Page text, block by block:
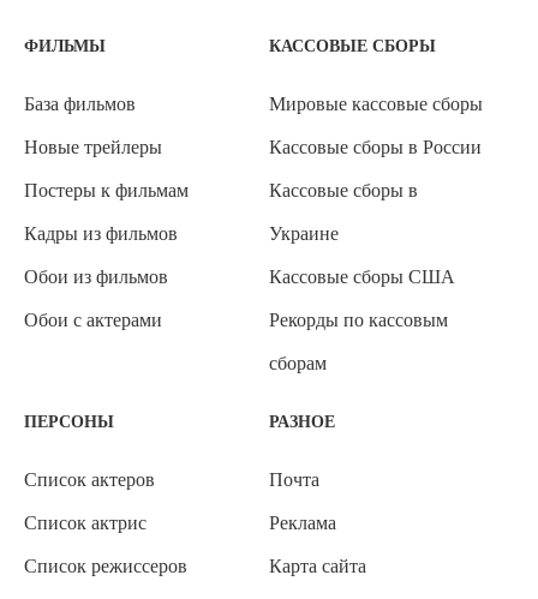
ФИЛЬМЫ
База фильмов
Новые трейлеры
Постеры к фильмам
Кадры из фильмов
Обои из фильмов
Обои с актерами
КАССОВЫЕ СБОРЫ
Мировые кассовые сборы
Кассовые сборы в России
Кассовые сборы в
Украине
Кассовые сборы США
Рекорды по кассовым
сборам
ПЕРСОНЫ
Список актеров
Список актрис
Список режиссеров
РАЗНОЕ
Почта
Реклама
Карта сайта